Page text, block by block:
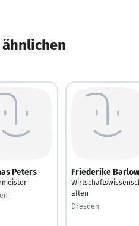
Peters Friederike Barlow
aften
Dresden